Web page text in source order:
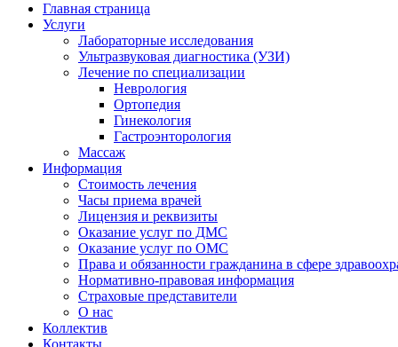
Главная страница
Услуги
Лабораторные исследования
Ультразвуковая диагностика (УЗИ)
Лечение по специализации
Неврология
Ортопедия
Гинекология
Гастроэнторология
Массаж
Информация
Стоимость лечения
Часы приема врачей
Лицензия и реквизиты
Оказание услуг по ДМС
Оказание услуг по ОМС
Права и обязанности гражданина в сфере
Нормативно-правовая информация
Страховые представители
О нас
Коллектив
Контакты